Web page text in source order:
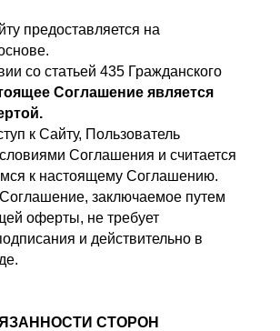
предоставляется на
со статьей 435 Гражданского
Соглашение является
к Сайту, Пользователь
Соглашения и считается
к настоящему Соглашению.
заключаемое путем
оферты, не требует
и действительно в
СТОРОН